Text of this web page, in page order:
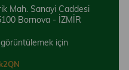
Mah. Sanayi Caddesi
Bornova - İZMİR
için